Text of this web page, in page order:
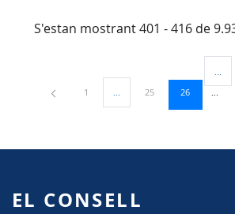
S'estan mostrant 401 - 416 de
Pàgina
1 ...Pàgines intermèdies Utilitzeu
Pàgina
25 Pàgina
26
EL CONSELL